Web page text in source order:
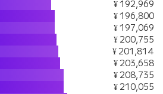
¥ 192,969
¥ 196,800
¥ 197,069
¥ 200,755
¥ 201,814
¥ 203,658
¥ 208,735
¥ 210,055